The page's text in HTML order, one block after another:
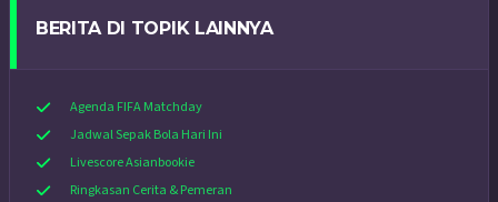
BERITA DI TOPIK LAINNYA
Agenda FIFA Matchday
Jadwal Sepak Bola Hari Ini
Livescore Asianbookie
Ringkasan Cerita & Pemeran